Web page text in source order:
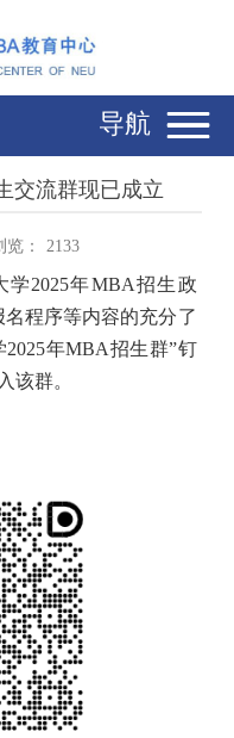
导航
交流群现已成立
览： 2133
2025年MBA招生政
程序等内容的充分了
年MBA招生群”钉
该群。